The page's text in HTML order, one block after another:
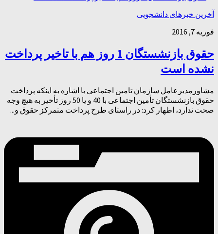
آخرین خبرهای دانشجویی
فوریه 7, 2016
حقوق بازنشستگان 1 روز هم با تاخیر پرداخت
نشده است
مشاورمدیرعامل سازمان تامین اجتماعی با اشاره به اینکه پرداخت
حقوق بازنشستگان تأمین اجتماعی با 40 و یا 50 روز تأخیر به هیچ وجه
صحت ندارد، اظهار کرد: در راستای طرح پرداخت متمرکز حقوق و...